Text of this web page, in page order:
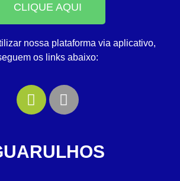
CLIQUE AQUI
nossa plataforma via aplicativo,
os links abaixo: